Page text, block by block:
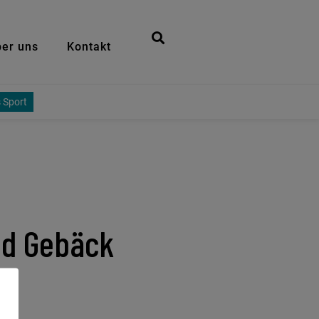
uns Kontakt
Sport
Gebäck